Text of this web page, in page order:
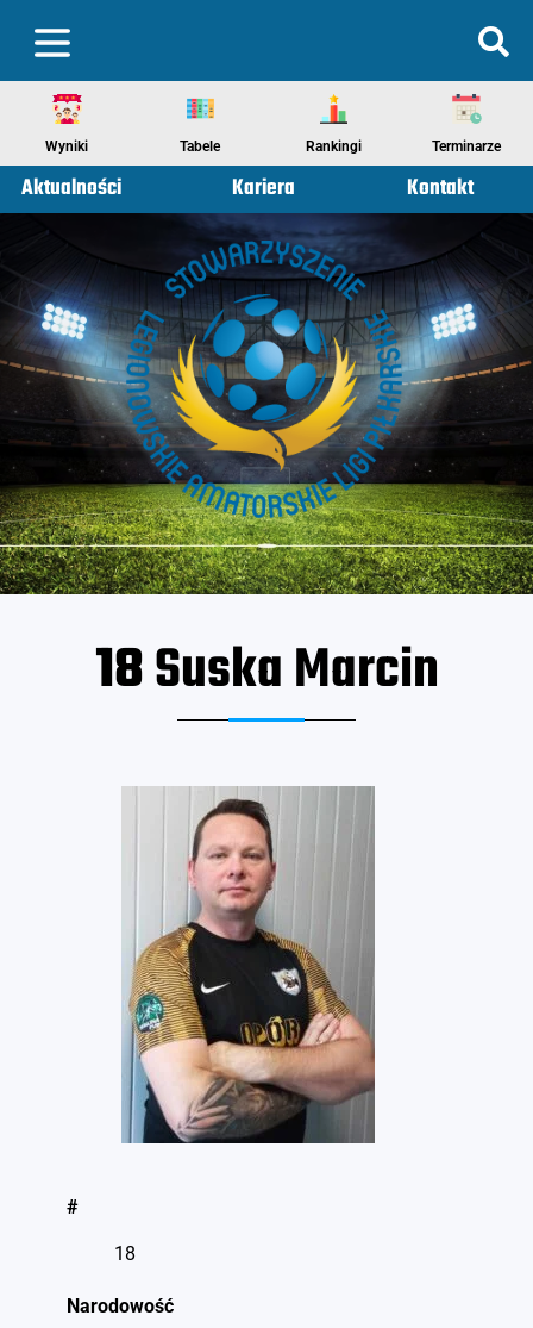
Wyniki Tabele Rankingi Terminarze
Aktualności Kariera Kontakt
18Suska Marcin
#
18
Narodowość